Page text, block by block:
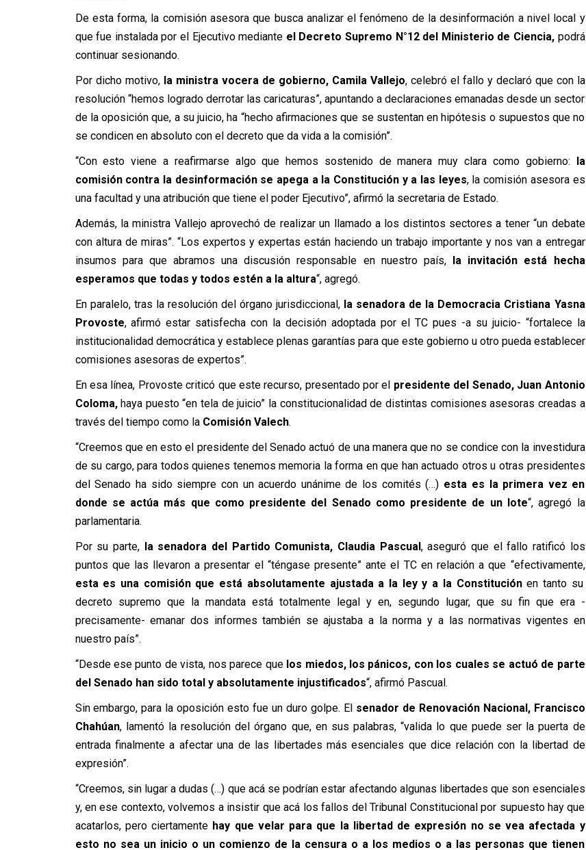
De esta forma, la comisión asesora que busca analizar el fenómeno de la desinformación a nivel local y
que fue instalada por el Ejecutivo mediante el Decreto Supremo N°12 del Ministerio de Ciencia, podrá
continuar sesionando.
Por dicho motivo, la ministra vocera de gobierno, Camila Vallejo, celebró el fallo y declaró que con la
resolución “hemos logrado derrotar las caricaturas”, apuntando a declaraciones emanadas desde un sector
de la oposición que, a su juicio, ha “hecho afirmaciones que se sustentan en hipótesis o supuestos que no
se condicen en absoluto con el decreto que da vida a la comisión”.
“Con esto viene a reafirmarse algo que hemos sostenido de manera muy clara como gobierno: la
comisión contra la desinformación se apega a la Constitución y a las leyes, la comisión asesora es
una facultad y una atribución que tiene el poder Ejecutivo”, afirmó la secretaria de Estado.
Además, la ministra Vallejo aprovechó de realizar un llamado a los distintos sectores a tener “un debate
con altura de miras”. “Los expertos y expertas están haciendo un trabajo importante y nos van a entregar
insumos para que abramos una discusión responsable en nuestro país,la invitación está hecha
esperamos que todas y todos estén a la altura“, agregó.
En paralelo, tras la resolución del órgano jurisdiccional, la senadora de la Democracia Cristiana Yasna
Provoste, afirmó estar satisfecha con la decisión adoptada por el TC pues -a su juicio- “fortalece la
institucionalidad democrática y establece plenas garantías para que este gobierno u otro pueda establecer
comisiones asesoras de expertos”.
En esa línea, Provoste criticó que este recurso, presentado por el presidente del Senado, Juan Antonio
Coloma,haya puesto “en tela de juicio” la constitucionalidad de distintas comisiones asesoras creadas a
través del tiempo como la Comisión Valech.
“Creemos que en esto el presidente del Senado actuó de una manera que no se condice con la investidura
de su cargo, para todos quienes tenemos memoria la forma en que han actuado otros u otras presidentes
del Senado ha sido siempre con un acuerdo unánime de los comités (…) esta es la primera vez en
donde se actúa más que como presidente del Senado como presidente de un lote“, agregó la
parlamentaria.
Por su parte, la senadora del Partido Comunista, Claudia Pascual, aseguró que el fallo ratificó los
puntos que las llevaron a presentar el “téngase presente” ante el TC en relación a que “efectivamente,
esta es una comisión que está absolutamente ajustada a la ley y a la Constituciónen tanto su
decreto supremo que la mandata está totalmente legal y en, segundo lugar, que su fin que era -
precisamente- emanar dos informes también se ajustaba a la norma y a las normativas vigentes en
nuestro país”.
“Desde ese punto de vista, nos parece quelos miedos, los pánicos, con los cuales se actuó de parte
del Senado han sido total y absolutamente injustificados“, afirmó Pascual.
Sin embargo, para la oposición esto fue un duro golpe. El senador de Renovación Nacional, Francisco
Chahúan, lamentó la resolución del órgano que, en sus palabras, “valida lo que puede ser la puerta de
entrada finalmente a afectar una de las libertades más esenciales que dice relación con la libertad de
expresión”.
“Creemos, sin lugar a dudas (…) que acá se podrían estar afectando algunas libertades que son esenciales
y, en ese contexto, volvemos a insistir que acá los fallos del Tribunal Constitucional por supuesto hay que
acatarlos, pero ciertamente hay que velar para que la libertad de expresión no se vea afectada y
esto no sea un inicio o un comienzo de la censura o a los medios o a las personas que tienen